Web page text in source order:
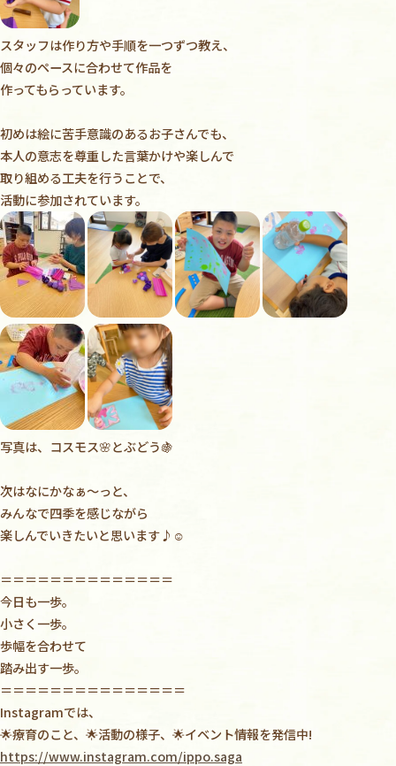
スタッフは作り方や手順を一つずつ教え、
個々のペースに合わせて作品を
作ってもらっています。
初めは絵に苦手意識のあるお子さんでも、
本人の意志を尊重した言葉かけや楽しんで
取り組める工夫を行うことで、
活動に参加されています。
写真は、コスモス🌸とぶどう🍇
次はなにかなぁ〜っと、
みんなで四季を感じながら
楽しんでいきたいと思います♪☺️
＝＝＝＝＝＝＝＝＝＝＝＝＝＝
今日も一歩。
小さく一歩。
歩幅を合わせて
踏み出す一歩。
＝＝＝＝＝＝＝＝＝＝＝＝＝＝＝
Instagramでは、
🌟療育のこと、 🌟活動の様子、 🌟イベント情報を発信中!
https://www.instagram.com/ippo.saga